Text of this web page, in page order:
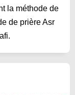
la méthode de
de prière Asr